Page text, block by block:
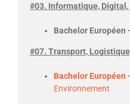
#03. Informatique,
Bachelor Européen
#07. Transport,
Bachelor Européen
Environnement